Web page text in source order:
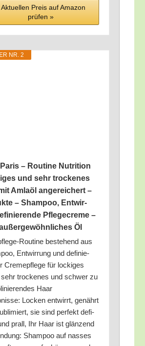
Aktu­el­len Preis auf Ama­zon
prü­fen »
NR. 2
Paris – Rou­ti­ne Nut­ri­ti­on
und sehr tro­cke­nes
Amla­öl ange­rei­chert –
– Sham­poo, Ent­wir­
Pfle­ge­creme –
Öl
Rou­ti­ne bestehend aus
Ent­wir­rung und defi­nie­
Creme­pfle­ge für locki­ges
sehr tro­cke­nes und schwer zu
Haar
Locken ent­wirrt, genährt
sie sind per­fekt defi­
prall, Ihr Haar ist glänzend
Sham­poo auf nas­ses